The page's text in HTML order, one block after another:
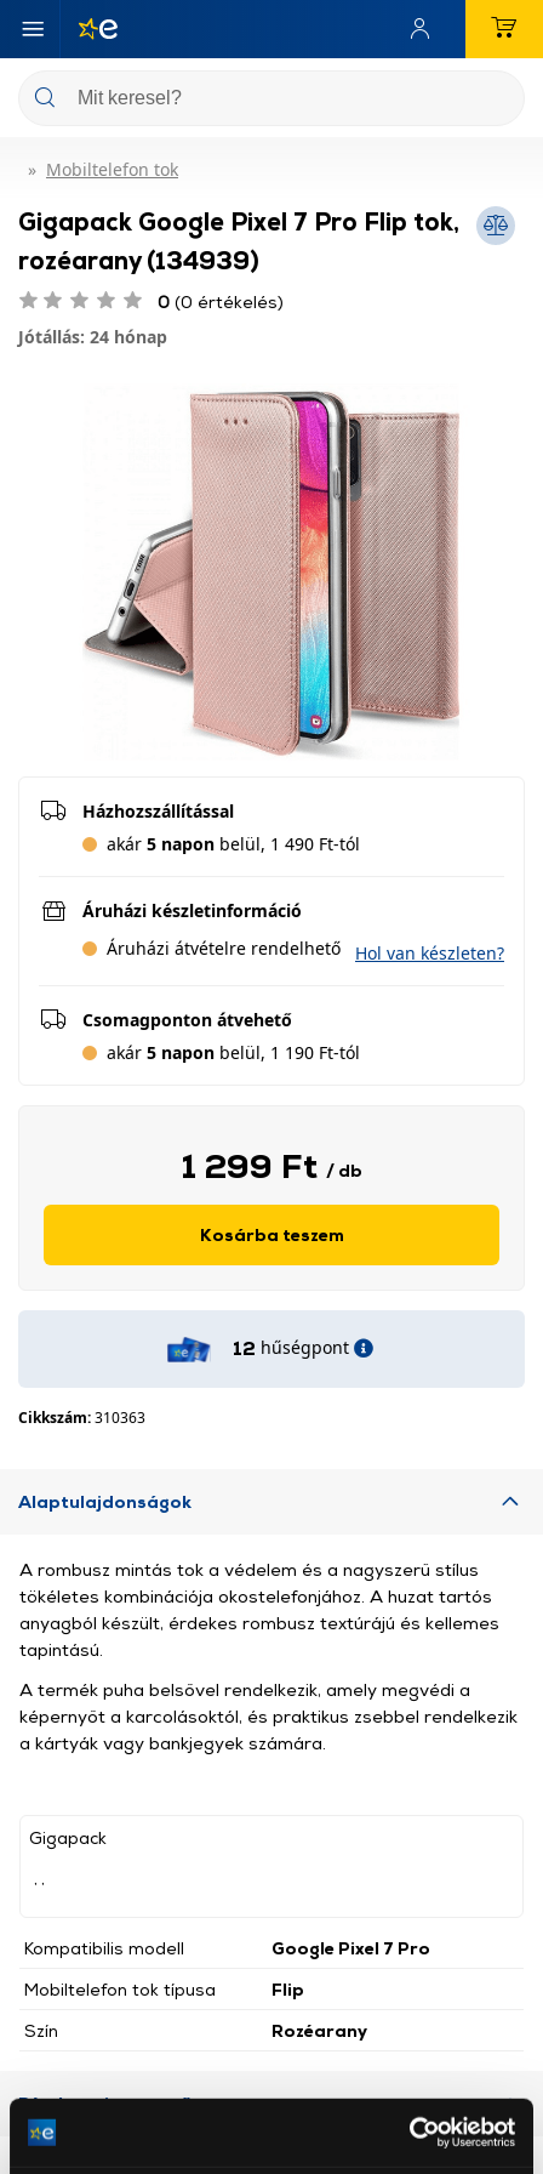
Mobiltelefon tok
Gigapack Google Pixel 7 Pro Flip tok,
rozéarany (134939)
0 (0 értékelés)
Jótállás: 24 hónap
Házhozszállítással
akár 5 napon belül, 1 490 Ft-tól
Áruházi készletinformáció
Áruházi átvételre rendelhető
Hol van készleten?
Csomagponton átvehető
akár 5 napon belül, 1 190 Ft-tól
1 299 Ft / db
Kosárba teszem
12 hűségpont
Cikkszám:310363
Alaptulajdonságok
Gigapack
Kompatibilis modell
Google Pixel 7 Pro
Mobiltelefon tok típusa
Flip
Szín
Rozéarany
A rombusz mintás tok a védelem és a nagyszerű stílus
tökéletes kombinációja okostelefonjához. A huzat tartós
anyagból készült, érdekes rombusz textúrájú és kellemes
tapintású.
A termék puha belsővel rendelkezik, amely megvédi a
képernyőt a karcolásoktól, és praktikus zsebbel rendelkezik
a kártyák vagy bankjegyek számára.
Részletes ismertető